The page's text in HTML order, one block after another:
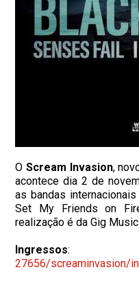
OScream Invasion,
acontece dia 2 de
as bandas
Set My Friends on
realização é da Gig
Ingressos
27656/screaminvasion/